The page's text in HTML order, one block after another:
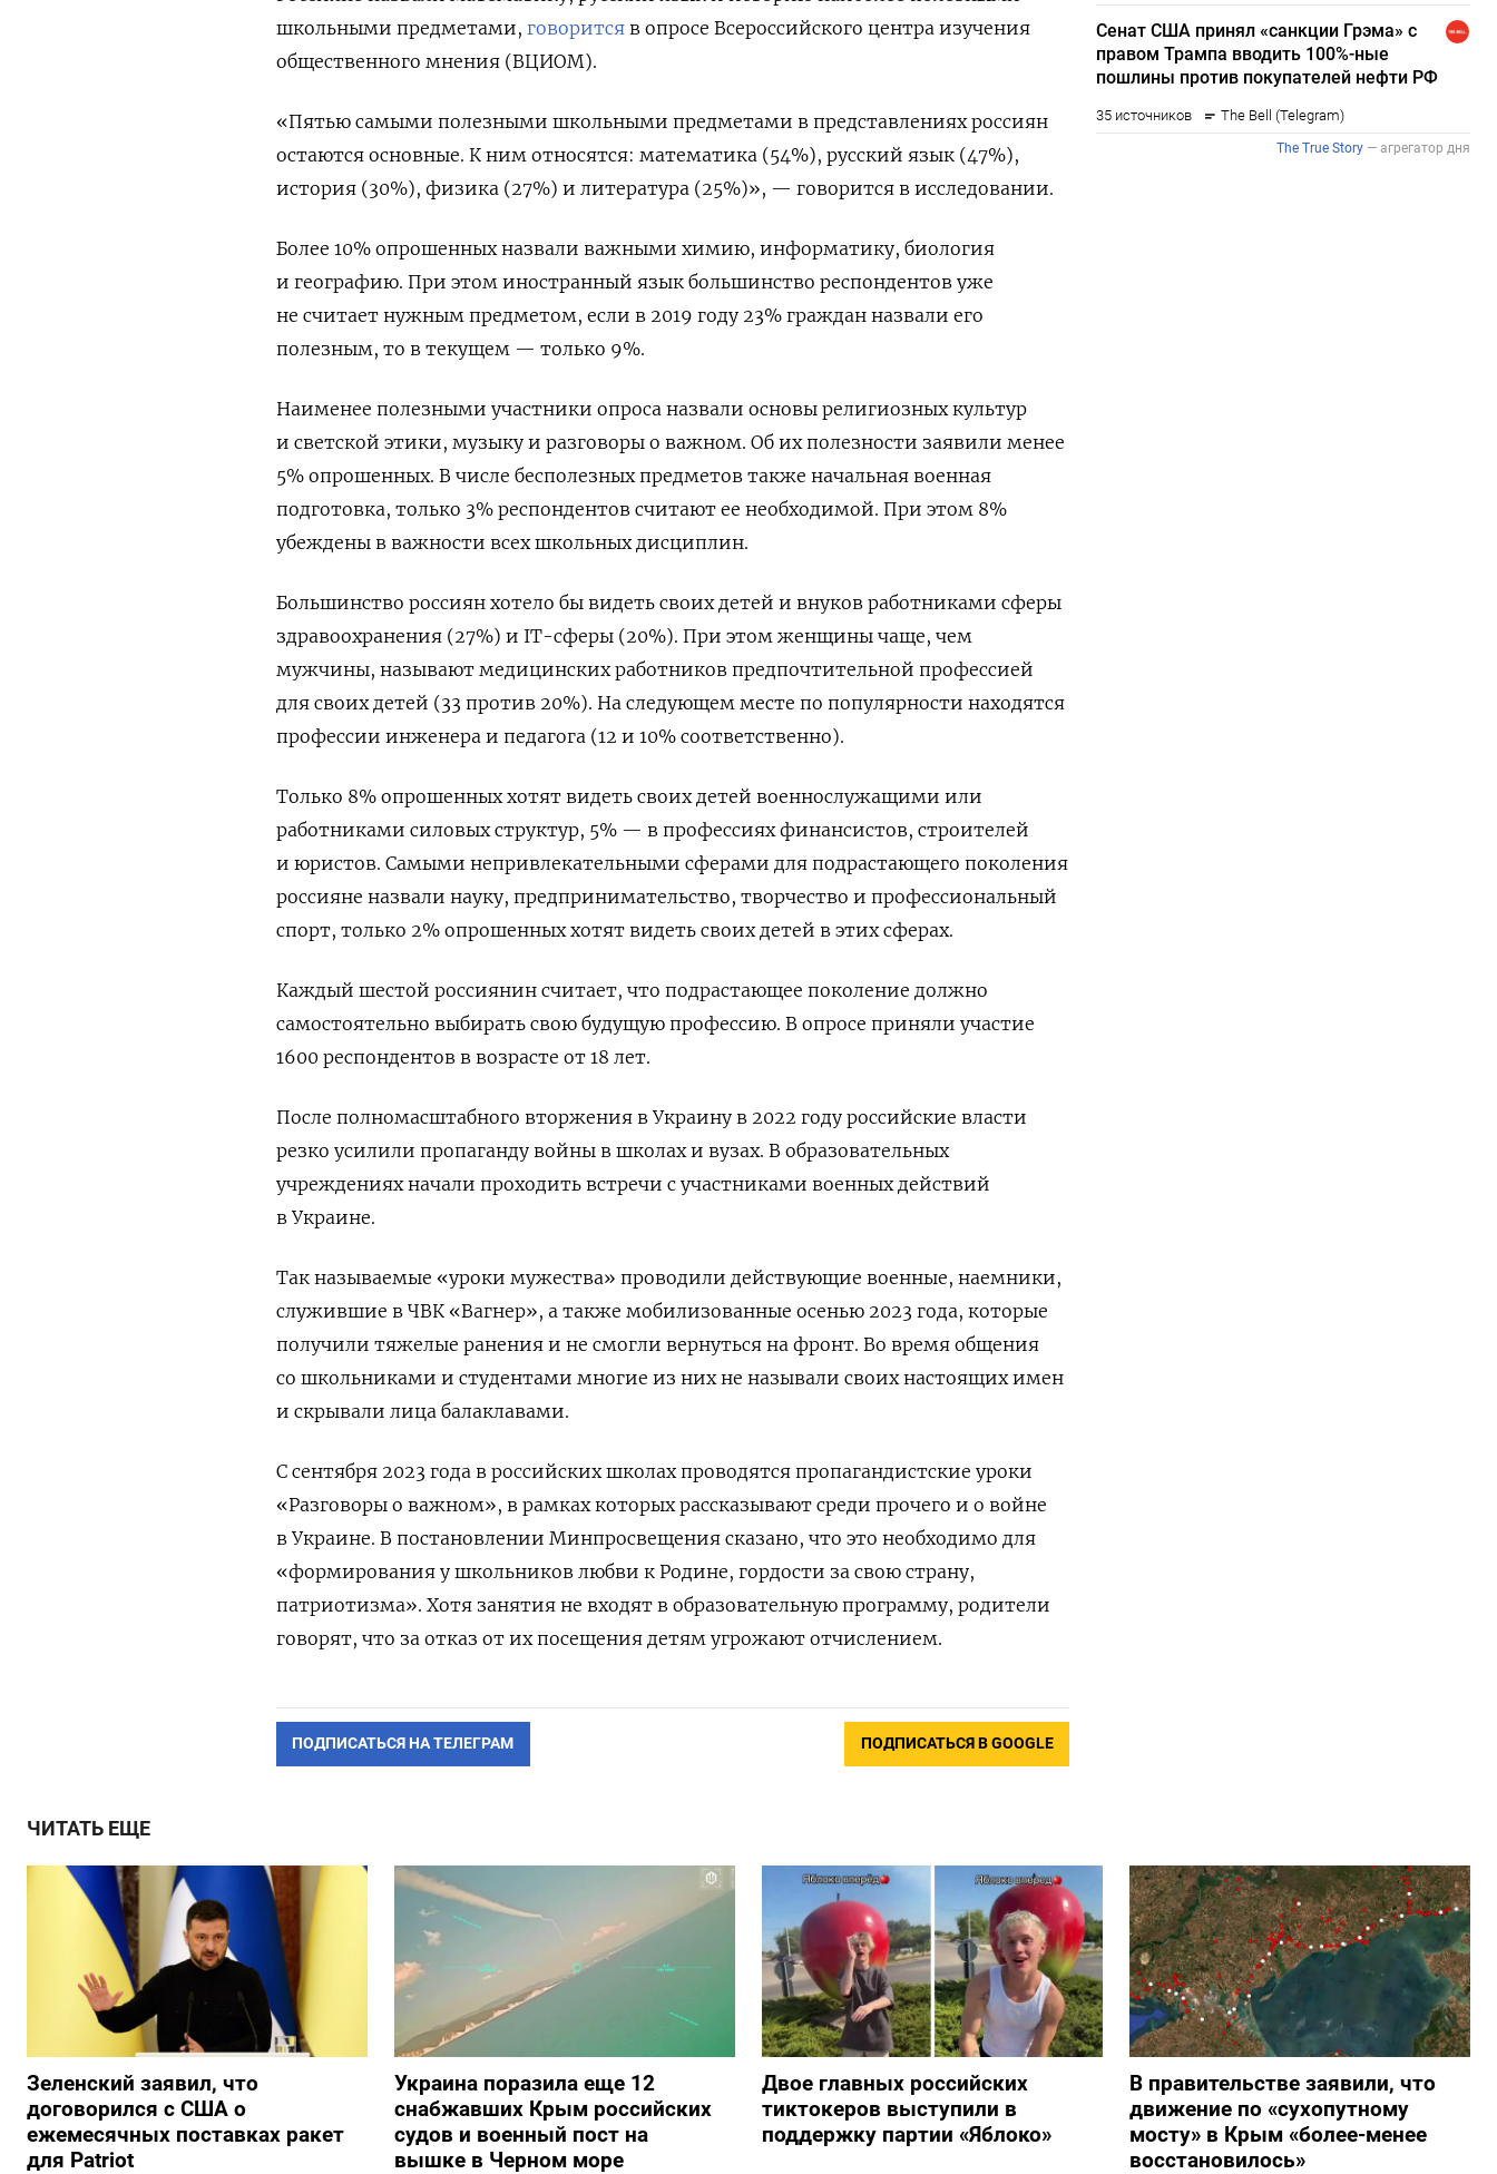
школьными предметами, говорится в опросе Всероссийского центра изучения
общественного мнения (ВЦИОМ).
«Пятью самыми полезными школьными предметами в представлениях россиян
остаются основные. К ним относятся: математика (54%), русский язык (47%),
история (30%), физика (27%) и литература (25%)», — говорится в исследовании.
Более 10% опрошенных назвали важными химию, информатику, биология
и географию. При этом иностранный язык большинство респондентов уже
не считает нужным предметом, если в 2019 году 23% граждан назвали его
полезным, то в текущем — только 9%.
Наименее полезными участники опроса назвали основы религиозных культур
и светской этики, музыку и разговоры о важном. Об их полезности заявили менее
5% опрошенных. В числе бесполезных предметов также начальная военная
подготовка, только 3% респондентов считают ее необходимой. При этом 8%
убеждены в важности всех школьных дисциплин.
Большинство россиян хотело бы видеть своих детей и внуков работниками сферы
здравоохранения (27%) и IT-сферы (20%). При этом женщины чаще, чем
мужчины, называют медицинских работников предпочтительной профессией
для своих детей (33 против 20%). На следующем месте по популярности находятся
профессии инженера и педагога (12 и 10% соответственно).
Только 8% опрошенных хотят видеть своих детей военнослужащими или
работниками силовых структур, 5% — в профессиях финансистов, строителей
и юристов. Самыми непривлекательными сферами для подрастающего поколения
россияне назвали науку, предпринимательство, творчество и профессиональный
спорт, только 2% опрошенных хотят видеть своих детей в этих сферах.
Каждый шестой россиянин считает, что подрастающее поколение должно
самостоятельно выбирать свою будущую профессию. В опросе приняли участие
1600 респондентов в возрасте от 18 лет.
После полномасштабного вторжения в Украину в 2022 году российские власти
резко усилили пропаганду войны в школах и вузах. В образовательных
учреждениях начали проходить встречи с участниками военных действий
в Украине.
Так называемые «уроки мужества» проводили действующие военные, наемники,
служившие в ЧВК «Вагнер», а также мобилизованные осенью 2023 года, которые
получили тяжелые ранения и не смогли вернуться на фронт. Во время общения
со школьниками и студентами многие из них не называли своих настоящих имен
и скрывали лица балаклавами.
С сентября 2023 года в российских школах проводятся пропагандистские уроки
«Разговоры о важном», в рамках которых рассказывают среди прочего и о войне
в Украине. В постановлении Минпросвещения сказано, что это необходимо для
«формирования у школьников любви к Родине, гордости за свою страну,
патриотизма». Хотя занятия не входят в образовательную программу, родители
говорят, что за отказ от их посещения детям угрожают отчислением.
ПОДПИСАТЬСЯ НА ТЕЛЕГРАМ ПОДПИСАТЬСЯ В GOOGLE
ЧИТАТЬ ЕЩЕ
Зеленский заявил, что
договорился с США о
ежемесячных поставках ракет
для Patriot
Украина поразила еще 12
снабжавших Крым российских
судов и военный пост на
вышке в Черном море
Двое главных российских
тиктокеров выступили в
поддержку партии «Яблоко»
В правительстве заявили, что
движение по «сухопутному
мосту» в Крым «более-менее
восстановилось»